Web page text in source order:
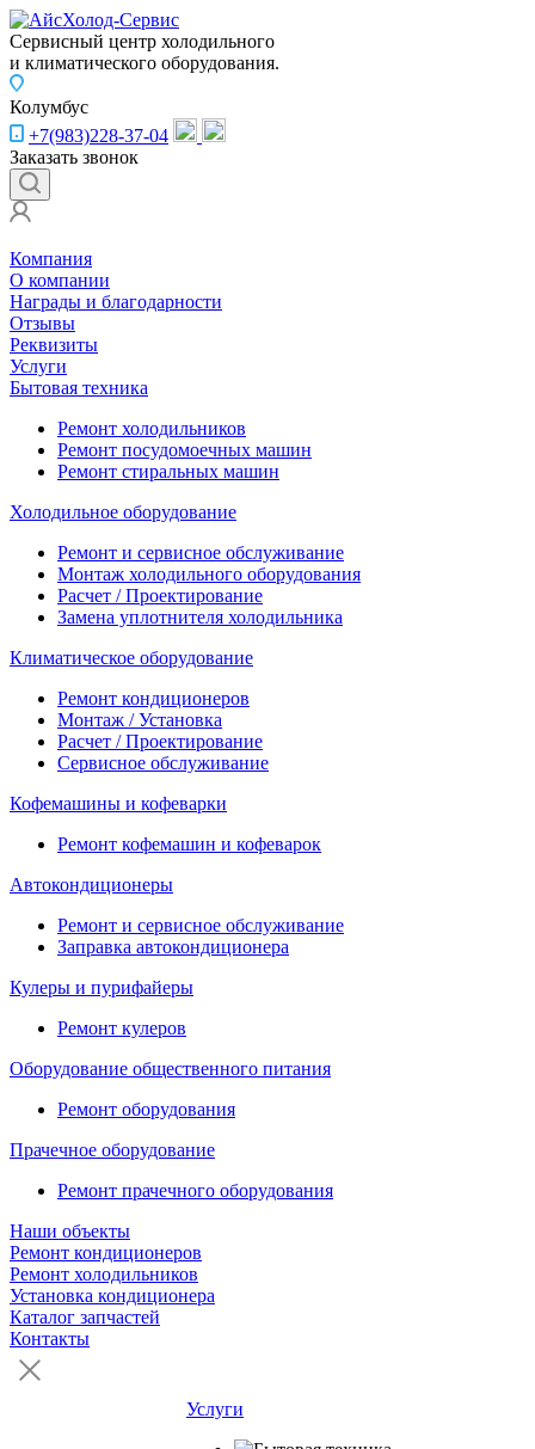
Сервисный центр холодильного
и климатического оборудования.
Колумбус
+7(983)228-37-04
Заказать звонок
Компания
О компании
Награды и благодарности
Отзывы
Реквизиты
Услуги
Бытовая техника
Ремонт холодильников
Ремонт посудомоечных машин
Ремонт стиральных машин
Холодильное оборудование
Ремонт и сервисное обслуживание
Монтаж холодильного оборудования
Расчет / Проектирование
Замена уплотнителя холодильника
Климатическое оборудование
Ремонт кондиционеров
Монтаж / Установка
Расчет / Проектирование
Сервисное обслуживание
Кофемашины и кофеварки
Ремонт кофемашин и кофеварок
Автокондиционеры
Ремонт и сервисное обслуживание
Заправка автокондиционера
Кулеры и пурифайеры
Ремонт кулеров
Оборудование общественного питания
Ремонт оборудования
Прачечное оборудование
Ремонт прачечного оборудования
Наши объекты
Ремонт кондиционеров
Ремонт холодильников
Установка кондиционера
Каталог запчастей
Контакты
Услуги